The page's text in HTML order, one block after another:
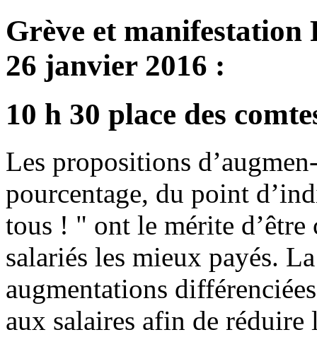
Grève et
26 janvier 2016 :
10 h 30 place des
Les propositions
pourcentage, du point
tous ! " ont le mérite d’être
salariés les mieux payés.
augmentations
aux salaires afin de